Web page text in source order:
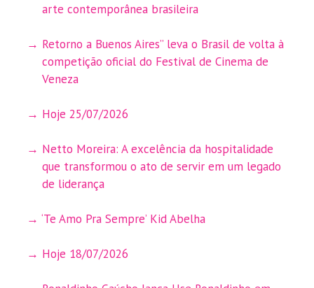
arte contemporânea brasileira
Retorno a Buenos Aires” leva o Brasil de volta à
competição oficial do Festival de Cinema de
Veneza
Hoje 25/07/2026
Netto Moreira: A excelência da hospitalidade
que transformou o ato de servir em um legado
de liderança
‘Te Amo Pra Sempre’ Kid Abelha
Hoje 18/07/2026